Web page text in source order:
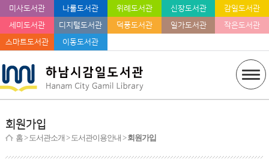
미사도서관 나룰도서관 위례도서관 신장도서관
감일도서관
세미도서관
디지털도서관 덕풍도서관 일가도서관
작은도서관
스마트도서관
이동도서관
회원가입
홈> 도서관소개 > 도서관이용안내 >회원가입